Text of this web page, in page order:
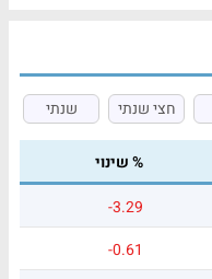
חצי שנתי שנתי
% שינוי
-3.29
-0.61